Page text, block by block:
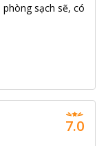
sạch sẽ, có
7.0